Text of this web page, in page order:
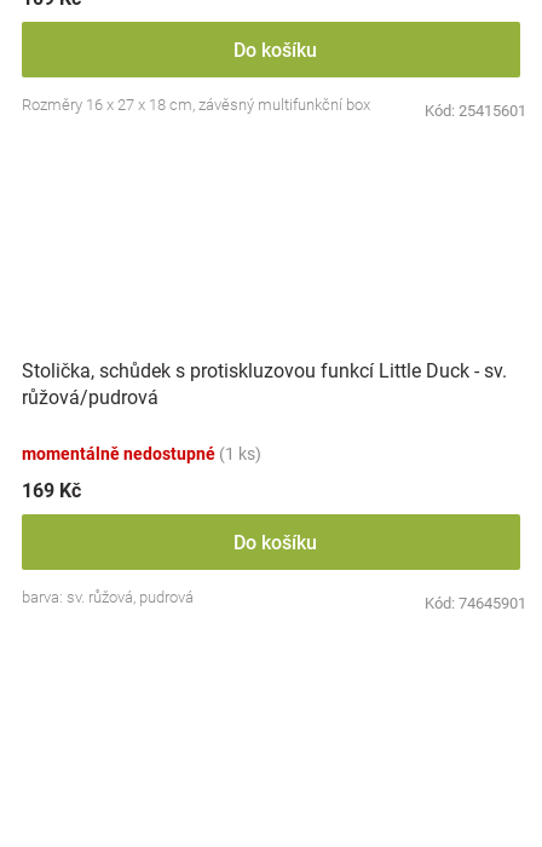
Do košíku
Rozměry 16 x 27 x 18 cm, závěsný multifunkční box Kód: 25415601
Stolička, schůdek s protiskluzovou funkcí Little Duck - sv.
růžová/pudrová
momentálně nedostupné (1 ks)
169 Kč
Do košíku
barva: sv. růžová, pudrová Kód: 74645901